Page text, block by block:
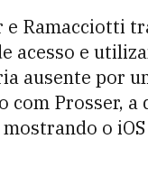
e Ramacciotti
acesso e
ausente por
com Prosser,
o